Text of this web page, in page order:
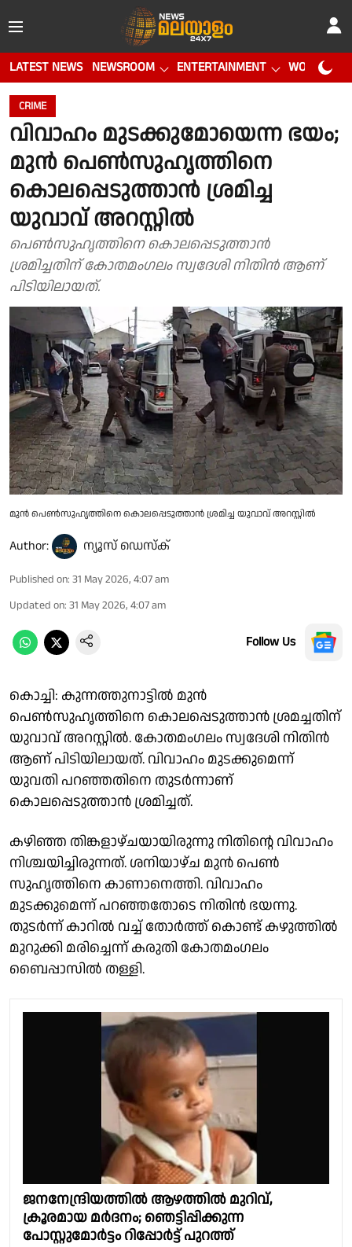
LATEST NEWS NEWSROOM ENTERTAINMENT WORLD CUP
CRIME
വിവാഹം മുടക്കുമോയെന്ന ഭയം;
മുൻ പെൺസുഹൃത്തിനെ
കൊലപ്പെടുത്താൻ ശ്രമിച്ച
യുവാവ് അറസ്റ്റിൽ
പെൺസുഹൃത്തിനെ കൊലപ്പെടുത്താൻ
ശ്രമിച്ചതിന് കോതമംഗലം സ്വദേശി നിതിൻ ആണ്
പിടിയിലായത്.
മുൻ പെൺസുഹൃത്തിനെ കൊലപ്പെടുത്താൻ ശ്രമിച്ച യുവാവ് അറസ്റ്റിൽ
Author: ന്യൂസ് ഡെസ്ക്
Published on: 31 May 2026, 4:07 am
Updated on: 31 May 2026, 4:07 am
Follow Us
കൊച്ചി: കുന്നത്തുനാട്ടിൽ മുൻ
പെൺസുഹൃത്തിനെ കൊലപ്പെടുത്താൻ ശ്രമച്ചതിന്
യുവാവ് അറസ്റ്റിൽ. കോതമംഗലം സ്വദേശി നിതിൻ
ആണ് പിടിയിലായത്. വിവാഹം മുടക്കുമെന്ന്
യുവതി പറഞ്ഞതിനെ തുടർന്നാണ്
കൊലപ്പെടുത്താൻ ശ്രമിച്ചത്.
കഴിഞ്ഞ തിങ്കളാഴ്ചയായിരുന്നു നിതിൻ്റെ വിവാഹം
നിശ്ചയിച്ചിരുന്നത്. ശനിയാഴ്ച മുൻ പെൺ
സുഹൃത്തിനെ കാണാനെത്തി. വിവാഹം
മുടക്കുമെന്ന് പറഞ്ഞതോടെ നിതിൻ ഭയന്നു.
തുടർന്ന് കാറിൽ വച്ച് തോർത്ത് കൊണ്ട് കഴുത്തിൽ
മുറുക്കി മരിച്ചെന്ന് കരുതി കോതമംഗലം
ബൈപ്പാസിൽ തള്ളി.
ജനനേന്ദ്രിയത്തിൽ ആഴത്തിൽ മുറിവ്,
ക്രൂരമായ മർദനം; ഞെട്ടിപ്പിക്കുന്ന
പോസ്റ്റുമോർട്ടം റിപ്പോർട്ട് പുറത്ത്